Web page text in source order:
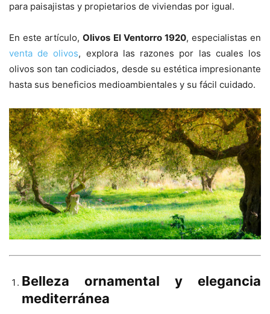
para paisajistas y propietarios de viviendas por igual.
En este artículo,Olivos El Ventorro 1920, especialistas en
venta de olivos, explora las razones por las cuales los
olivos son tan codiciados, desde su estética impresionante
hasta sus beneficios medioambientales y su fácil cuidado.
Belleza ornamental y elegancia
mediterránea